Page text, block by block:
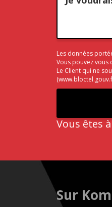
Les données
Vous pouvez vous
Le Client qui ne
(
Vous êtes
Sur